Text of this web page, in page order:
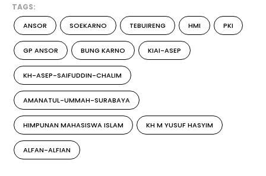
TAGS:
ANSOR SOEKARNO TEBUIRENG HMI PKI
GP ANSOR BUNG KARNO KIAI-ASEP
KH-ASEP-SAIFUDDIN-CHALIM
AMANATUL-UMMAH-SURABAYA
HIMPUNAN MAHASISWA ISLAM KH M YUSUF HASYIM
ALFAN-ALFIAN